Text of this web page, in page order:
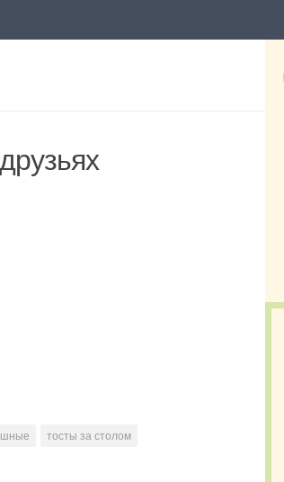
тосты за столом